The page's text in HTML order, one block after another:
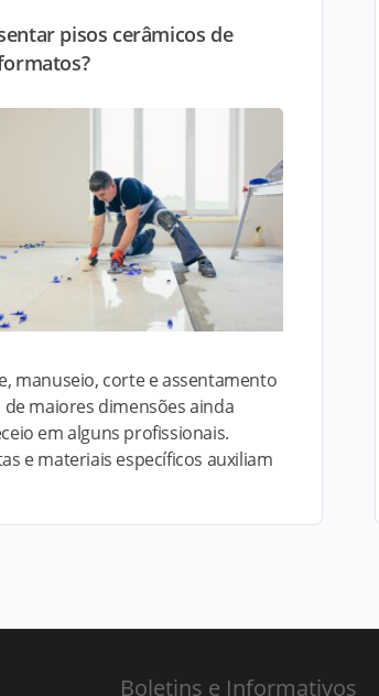
pisos cerâmicos de
manuseio, corte e assentamento
de maiores dimensões ainda
em alguns profissionais.
e materiais específicos auxiliam
Boletins e Informativos